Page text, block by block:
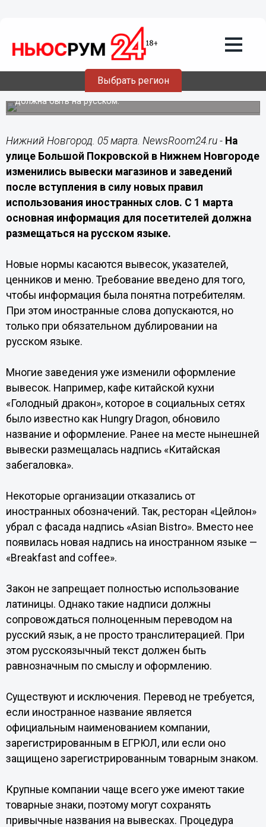
Выбрать регион
05.03.202618:50
Большая Покровская изменила
вывески после закона о русском языке
С 1 марта основная информация на вывесках и в меню
должна быть на русском.
Нижний Новгород. 05 марта. NewsRoom24.ru - На
улице Большой Покровской в Нижнем Новгороде
изменились вывески магазинов и заведений
после вступления в силу новых правил
использования иностранных слов. С 1 марта
основная информация для посетителей должна
размещаться на русском языке.
Новые нормы касаются вывесок, указателей,
ценников и меню. Требование введено для того,
чтобы информация была понятна потребителям.
При этом иностранные слова допускаются, но
только при обязательном дублировании на
русском языке.
Многие заведения уже изменили оформление
вывесок. Например, кафе китайской кухни
«Голодный дракон», которое в социальных сетях
было известно как Hungry Dragon, обновило
название и оформление. Ранее на месте нынешней
вывески размещалась надпись «Китайская
забегаловка».
Некоторые организации отказались от
иностранных обозначений. Так, ресторан «Цейлон»
убрал с фасада надпись «Asian Bistro». Вместо нее
появилась новая надпись на иностранном языке —
«Breakfast and coffee».
Закон не запрещает полностью использование
латиницы. Однако такие надписи должны
сопровождаться полноценным переводом на
русский язык, а не просто транслитерацией. При
этом русскоязычный текст должен быть
равнозначным по смыслу и оформлению.
Существуют и исключения. Перевод не требуется,
если иностранное название является
официальным наименованием компании,
зарегистрированным в ЕГРЮЛ, или если оно
защищено зарегистрированным товарным знаком.
Крупные компании чаще всего уже имеют такие
товарные знаки, поэтому могут сохранять
привычные названия на вывесках. Процедура